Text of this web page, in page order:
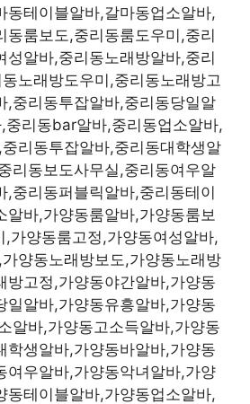
동테이블알바,갈마동업소알바,
동룸보도,중리동룸도우미,중리
성알바,중리동노래방알바,중리
노래방도우미,중리동노래방고
,중리동투잡알바,중리동당일알
중리동bar알바,중리동업소알바,
리동투잡알바,중리동대학생알
리동보도사무실,중리동여우알
,중리동퍼블릭알바,중리동테이
알바,가양동룸알바,가양동룸보
,가양동룸고정,가양동여성알바,
양동노래방보도,가양동노래방
방고정,가양동야간알바,가양동
일알바,가양동유흥알바,가양동
알바,가양동고소득알바,가양동
학생알바,가양동바알바,가양동
여우알바,가양동악녀알바,가양
동테이블알바,가양동업소알바,